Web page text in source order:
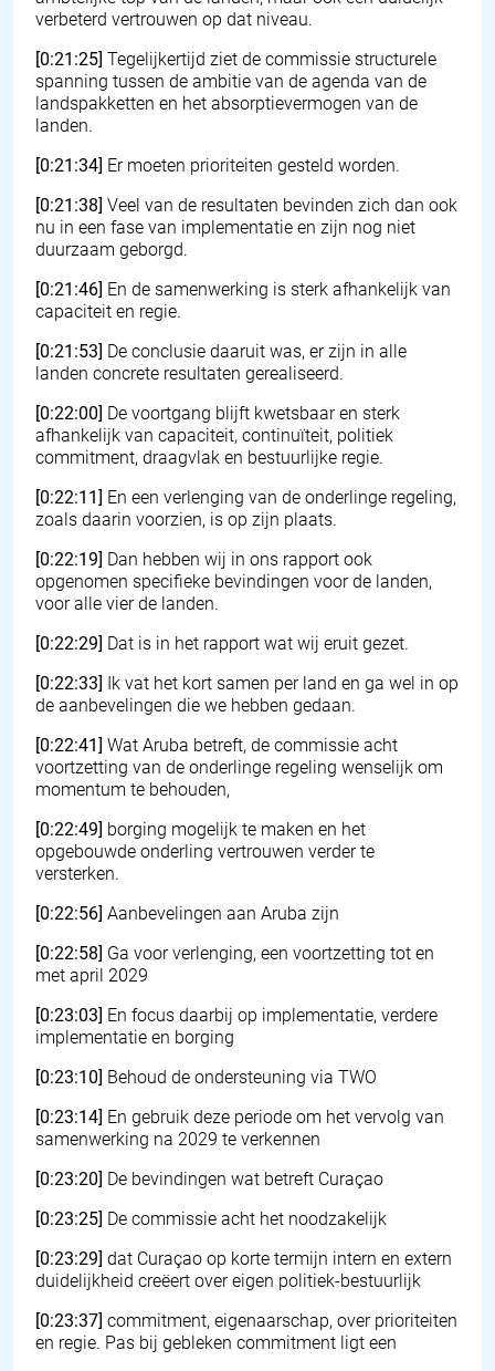
verbeterd vertrouwen op dat niveau.
[0:21:25] Tegelijkertijd ziet de commissie structurele
spanning tussen de ambitie van de agenda van de
landspakketten en het absorptievermogen van de
landen.
[0:21:34] Er moeten prioriteiten gesteld worden.
[0:21:38] Veel van de resultaten bevinden zich dan ook
nu in een fase van implementatie en zijn nog niet
duurzaam geborgd.
[0:21:46] En de samenwerking is sterk afhankelijk van
capaciteit en regie.
[0:21:53] De conclusie daaruit was, er zijn in alle
landen concrete resultaten gerealiseerd.
[0:22:00] De voortgang blijft kwetsbaar en sterk
afhankelijk van capaciteit, continuïteit, politiek
commitment, draagvlak en bestuurlijke regie.
[0:22:11] En een verlenging van de onderlinge regeling,
zoals daarin voorzien, is op zijn plaats.
[0:22:19] Dan hebben wij in ons rapport ook
opgenomen specifieke bevindingen voor de landen,
voor alle vier de landen.
[0:22:29] Dat is in het rapport wat wij eruit gezet.
[0:22:33] Ik vat het kort samen per land en ga wel in op
de aanbevelingen die we hebben gedaan.
[0:22:41] Wat Aruba betreft, de commissie acht
voortzetting van de onderlinge regeling wenselijk om
momentum te behouden,
[0:22:49] borging mogelijk te maken en het
opgebouwde onderling vertrouwen verder te
versterken.
[0:22:56] Aanbevelingen aan Aruba zijn
[0:22:58] Ga voor verlenging, een voortzetting tot en
met april 2029
[0:23:03] En focus daarbij op implementatie, verdere
implementatie en borging
[0:23:10] Behoud de ondersteuning via TWO
[0:23:14] En gebruik deze periode om het vervolg van
samenwerking na 2029 te verkennen
[0:23:20] De bevindingen wat betreft Curaçao
[0:23:25] De commissie acht het noodzakelijk
[0:23:29] dat Curaçao op korte termijn intern en extern
duidelijkheid creëert over eigen politiek-bestuurlijk
[0:23:37] commitment, eigenaarschap, over prioriteiten
en regie. Pas bij gebleken commitment ligt een